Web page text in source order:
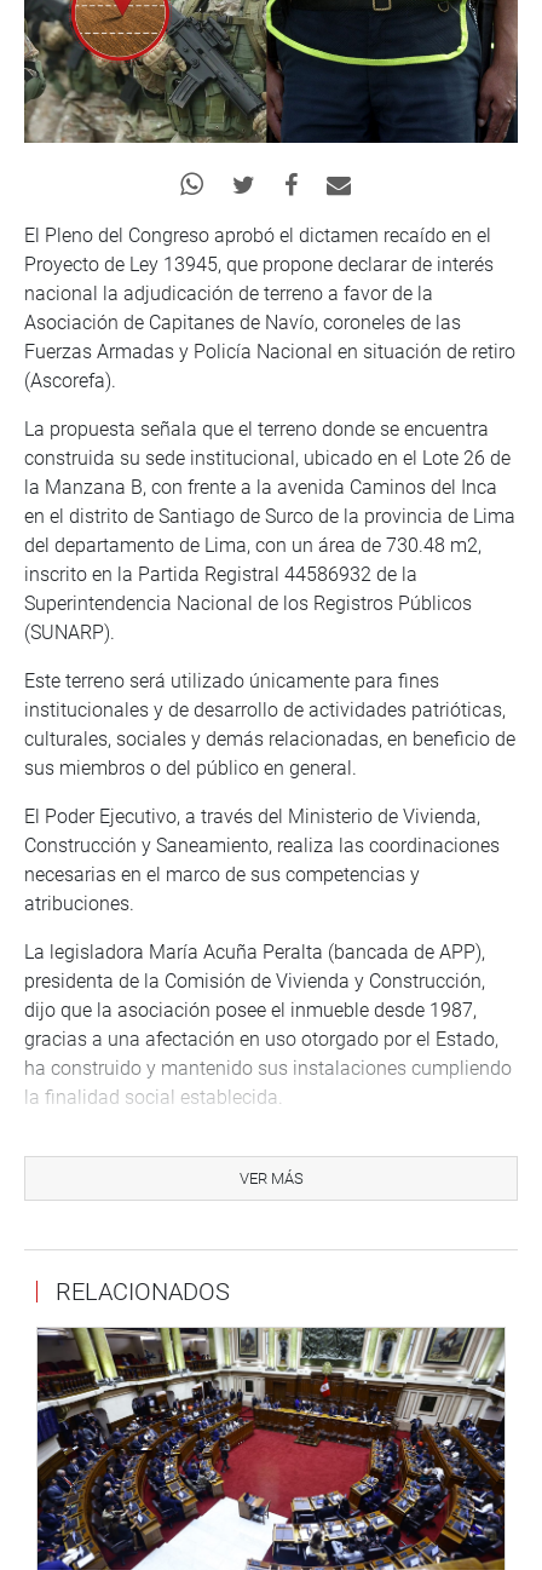
El Pleno del Congreso aprobó el dictamen recaído en el
Proyecto de Ley 13945, que propone declarar de interés
nacional la adjudicación de terreno a favor de la
Asociación de Capitanes de Navío, coroneles de las
Fuerzas Armadas y Policía Nacional en situación de retiro
(Ascorefa).
La propuesta señala que el terreno donde se encuentra
construida su sede institucional, ubicado en el Lote 26 de
la Manzana B, con frente a la avenida Caminos del Inca
en el distrito de Santiago de Surco de la provincia de Lima
del departamento de Lima, con un área de 730.48 m2,
inscrito en la Partida Registral 44586932 de la
Superintendencia Nacional de los Registros Públicos
(SUNARP).
Este terreno será utilizado únicamente para fines
institucionales y de desarrollo de actividades patrióticas,
culturales, sociales y demás relacionadas, en beneficio de
sus miembros o del público en general.
El Poder Ejecutivo, a través del Ministerio de Vivienda,
Construcción y Saneamiento, realiza las coordinaciones
necesarias en el marco de sus competencias y
atribuciones.
La legisladora María Acuña Peralta (bancada de APP),
presidenta de la Comisión de Vivienda y Construcción,
dijo que la asociación posee el inmueble desde 1987,
gracias a una afectación en uso otorgado por el Estado,
ha construido y mantenido sus instalaciones cumpliendo
la finalidad social establecida.
para fines institucionales y sociales, al no cumplirse ello,
el inmueble se revertirá al Estado. La iniciativa no genera
La norma fue aprobada, en primera votación, con 84
votos a favor, 9 en contra y 13 abstenciones. La misma
que fue exonerada de segunda votación con 80 a favor,
12 en contra y 14 abstenciones.
OFICINA DE COMUNICACIONES E IMAGEN
INSTITUCIONAL
VER MÁS
RELACIONADOS